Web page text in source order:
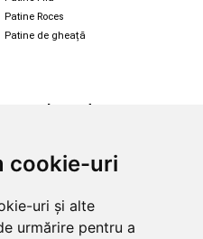
cookie-uri
uri și alte
urmărire pentru a
Patine Roces
Patine de gheață
Snowboard
Echipament snowboard
Legături Rome SDS
Skate & longboard